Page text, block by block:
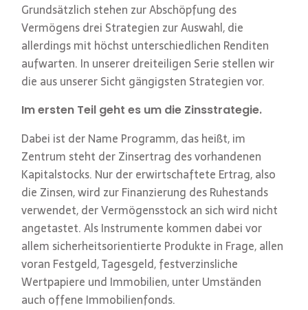
Grundsätzlich stehen zur Abschöpfung des
Vermögens drei Strategien zur Auswahl, die
allerdings mit höchst unterschiedlichen Renditen
aufwarten. In unserer dreiteiligen Serie stellen wir
die aus unserer Sicht gängigsten Strategien vor.
Im ersten Teil geht es um die Zinsstrategie.
Dabei ist der Name Programm, das heißt, im
Zentrum steht der Zinsertrag des vorhandenen
Kapitalstocks. Nur der erwirtschaftete Ertrag, also
die Zinsen, wird zur Finanzierung des Ruhestands
verwendet, der Vermögensstock an sich wird nicht
angetastet. Als Instrumente kommen dabei vor
allem sicherheitsorientierte Produkte in Frage, allen
voran Festgeld, Tagesgeld, festverzinsliche
Wertpapiere und Immobilien, unter Umständen
auch offene Immobilienfonds.